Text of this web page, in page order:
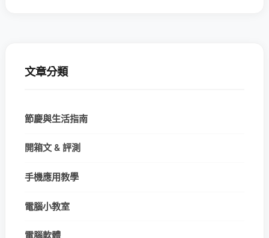
文章分類
節慶與生活指南
開箱文 & 評測
手機應用教學
電腦小教室
電腦軟體